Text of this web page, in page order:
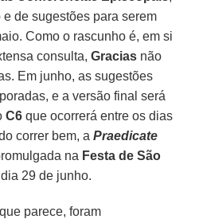
de sugestões para serem
Como o rascunho é, em si
consulta,Gracias não
Em junho, as sugestões
e a versão final será
C6 que ocorrerá entre os dias
correr bem, aPraedicate
na Festa de São
29 de junho.
parece, foram